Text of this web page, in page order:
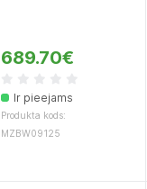
689.70€
Ir pieejams
Produkta kods:
MZBW09125